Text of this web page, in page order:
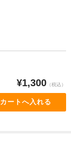
¥1,300 （税込）